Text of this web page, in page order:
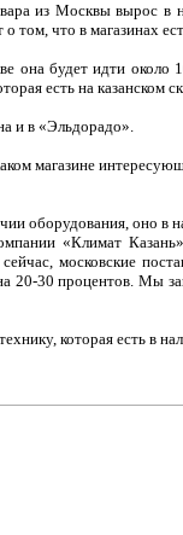
из Москвы вырос в
что в магазинах
будет идти около
есть на казанском
и в «Эльдорадо».
магазине
оборудования, оно в
«Климат
московские
30 процентов. Мы
которая есть в